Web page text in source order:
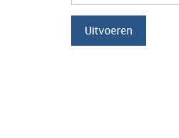
Uitvoeren